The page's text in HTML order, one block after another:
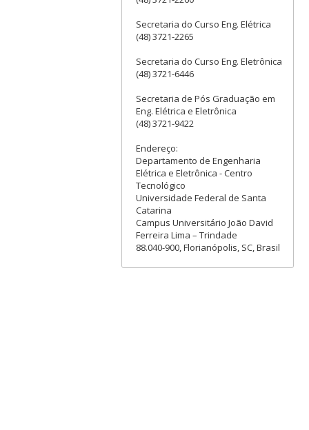
Secretaria do Curso Eng. Elétrica
(48) 3721-2265
Secretaria do Curso Eng. Eletrônica
(48) 3721-6446
Secretaria de Pós Graduação em
Eng. Elétrica e Eletrônica
(48) 3721-9422
Endereço:
Departamento de Engenharia
Elétrica e Eletrônica - Centro
Tecnológico
Universidade Federal de Santa
Catarina
Campus Universitário João David
Ferreira Lima – Trindade
88.040-900, Florianópolis, SC, Brasil